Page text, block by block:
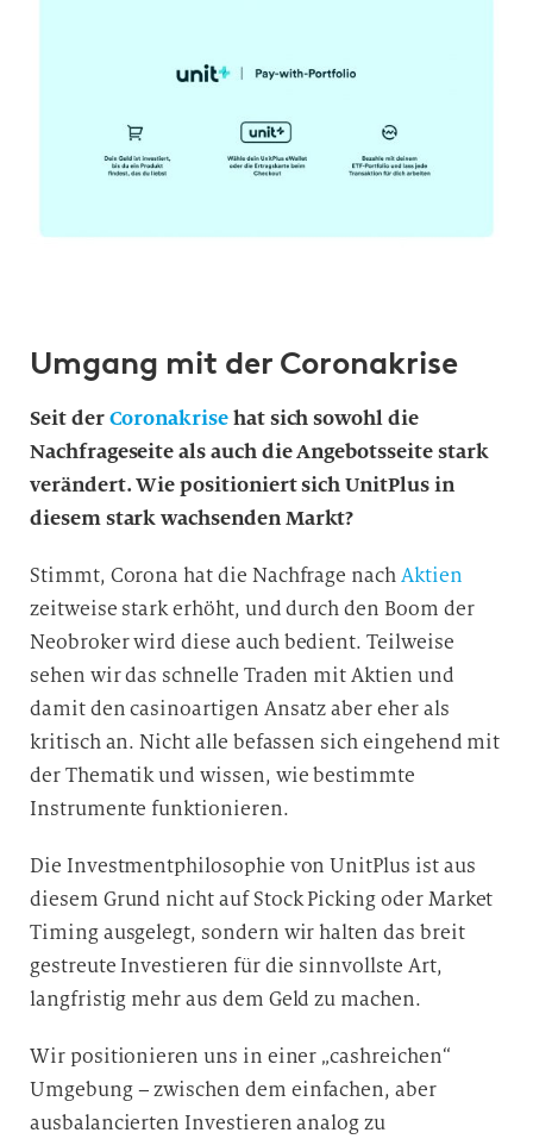
Umgang mit der Coronakrise
Seit derCoronakrisehat sich sowohl die
Nachfrageseite als auch die Angebotsseite stark
verändert. Wie positioniert sich UnitPlus in
diesem stark wachsenden Markt?
Stimmt, Corona hat die Nachfrage nachAktien
zeitweise stark erhöht, und durch den Boom der
Neobroker wird diese auch bedient. Teilweise
sehen wir das schnelle Traden mit Aktien und
damit den casinoartigen Ansatz aber eher als
kritisch an. Nicht alle befassen sich eingehend mit
der Thematik und wissen, wie bestimmte
Instrumente funktionieren.
Die Investmentphilosophie von UnitPlus ist aus
diesem Grund nicht auf Stock Picking oder Market
Timing ausgelegt, sondern wir halten das breit
gestreute Investieren für die sinnvollste Art,
langfristig mehr aus dem Geld zu machen.
Wir positionieren uns in einer „cashreichen“
Umgebung – zwischen dem einfachen, aber
ausbalancierten Investieren analog zu